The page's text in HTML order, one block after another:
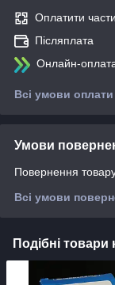
Оплатити
Післяплата
Онлайн-
Всі умови оплати
Умови
Повернення
Всі умови
Подібні товари